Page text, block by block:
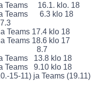
Teams 16.1. klo. 18
Teams 6.3 klo 18
Teams 17.4 klo 18
Teams 18.6 klo 17
posti 8.7
Teams 13.8 klo 18
Teams 9.10 klo 18
15-11) ja Teams (19.11)